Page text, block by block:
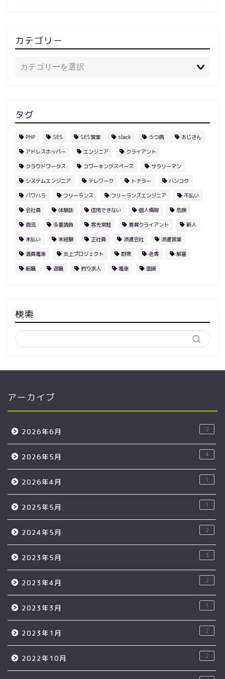
カテゴリー
タグ
PHP SES SES営業 slack うつ病 おじさん
アドレスホッパー エンジニア クライアント
クラウドワークス コワーキングスペース サラリーマン
システムエンジニア テレワーク トナラー バンコク
パワハラ フリーランス フリーランスエンジニア 不払い
会社員 体験談 信用できない 個人情報 危険
商流 多重請負 客先常駐 悪質クライアント 新人
未払い 未経験 正社員 派遣会社 派遣営業
満員電車 炎上プロジェクト 群衆 老害 解雇
転職 退職 釣り求人 電車 面接
検索
アーカイブ
2026年6月 2
2026年5月 4
2026年4月 1
2025年5月 1
2024年5月 2
2023年5月 3
2023年4月 2
2023年3月 1
2023年1月 2
2022年10月 2